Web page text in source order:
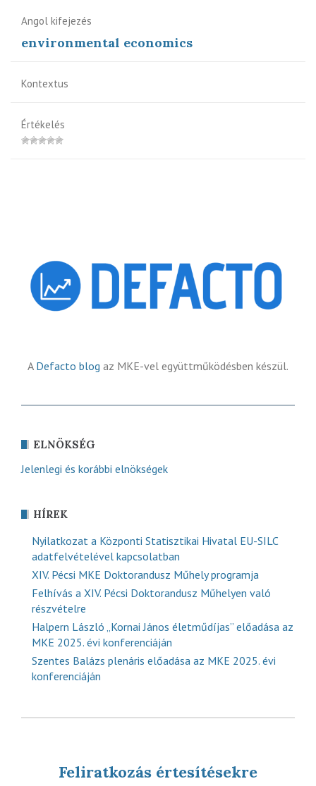
Angol kifejezés
environmental economics
Kontextus
Értékelés
A Defacto blog az MKE-vel együttműködésben készül.
ELNÖKSÉG
Jelenlegi és korábbi elnökségek
HÍREK
Nyilatkozat a Központi Statisztikai Hivatal EU-SILC
adatfelvételével kapcsolatban
XIV. Pécsi MKE Doktorandusz Műhely programja
Felhívás a XIV. Pécsi Doktorandusz Műhelyen való
részvételre
Halpern László „Kornai János életműdíjas” előadása az
MKE 2025. évi konferenciáján
Szentes Balázs plenáris előadása az MKE 2025. évi
konferenciáján
Feliratkozás értesítésekre